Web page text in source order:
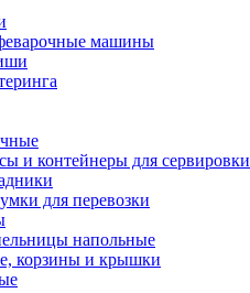
машины
и контейнеры для сервировки
для перевозки
напольные
корзины и крышки